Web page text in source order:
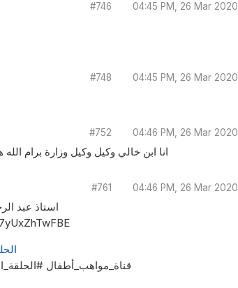
#746 04:45 PM, 26 Mar 2020
#748 04:45 PM, 26 Mar 2020
#752 04:46 PM, 26 Mar 2020
انا ابن خالي وكيل وكيل وزارة برام
#761 04:46 PM, 26 Mar 2020
استاذ عبد
#قناة_مواهب_أطفال